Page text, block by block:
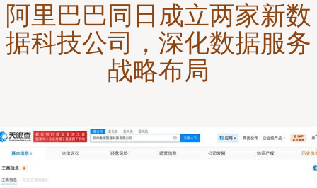
阿里巴巴同日成立两家新数
据科技公司，深化数据服务
战略布局